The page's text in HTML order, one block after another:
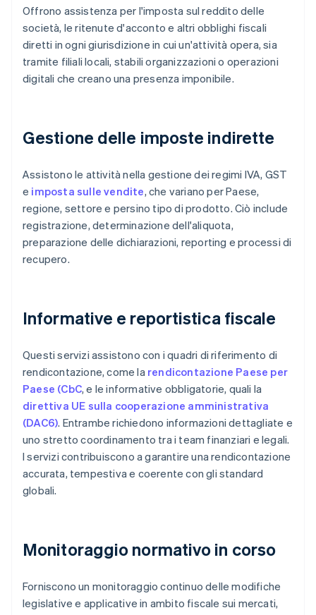
Offrono assistenza per l'imposta sul reddito delle
società, le ritenute d'acconto e altri obblighi fiscali
diretti in ogni giurisdizione in cui un'attività opera, sia
tramite filiali locali, stabili organizzazioni o operazioni
digitali che creano una presenza imponibile.
Gestione delle imposte indirette
Assistono le attività nella gestione dei regimi IVA, GST
e imposta sulle vendite, che variano per Paese,
regione, settore e persino tipo di prodotto. Ciò include
registrazione, determinazione dell'aliquota,
preparazione delle dichiarazioni, reporting e processi di
recupero.
Informative e reportistica fiscale
Questi servizi assistono con i quadri di riferimento di
rendicontazione, come la rendicontazione Paese per
Paese (CbC, e le informative obbligatorie, quali la
direttiva UE sulla cooperazione amministrativa
(DAC6). Entrambe richiedono informazioni dettagliate e
uno stretto coordinamento tra i team finanziari e legali.
I servizi contribuiscono a garantire una rendicontazione
accurata, tempestiva e coerente con gli standard
globali.
Monitoraggio normativo in corso
Forniscono un monitoraggio continuo delle modifiche
legislative e applicative in ambito fiscale sui mercati,